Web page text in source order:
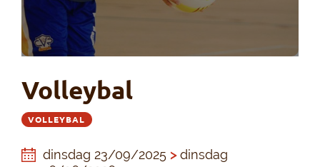
Volleybal
VOLLEYBAL
dinsdag 23/09/2025 >dinsdag